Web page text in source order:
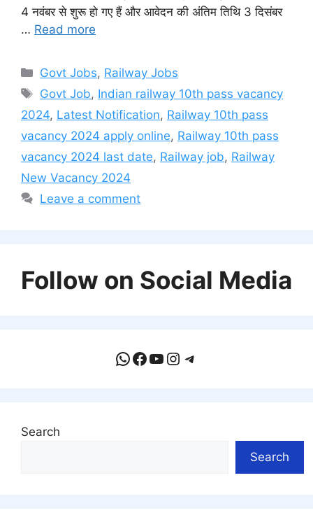
4 नवंबर से शुरू हो गए हैं और आवेदन की अंतिम तिथि 3 दिसंबर
… Read more
Categories
Govt Jobs, Railway Jobs
Tags
Govt Job, Indian railway 10th pass vacancy
2024, Latest Notification, Railway 10th pass
vacancy 2024 apply online, Railway 10th pass
vacancy 2024 last date, Railway job, Railway
New Vacancy 2024
Leave a comment
Follow on Social Media
WhatsApp
Facebook
YouTube
Instagram
Telegram
Search
Search